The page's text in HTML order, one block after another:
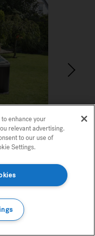
4
Productos
su experiencia, para análisis
más información, consulte
Confirmar Todo
enhance your
relevant advertising.
to our use of
Settings.